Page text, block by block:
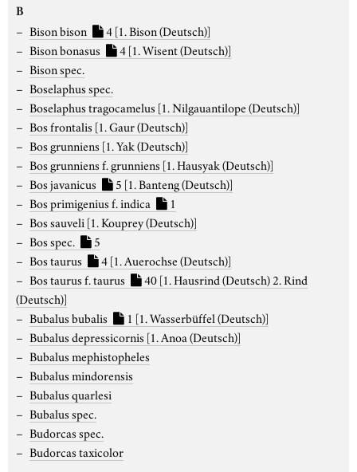
B
Bison bison 4[1. Bison (Deutsch)]
Bison bonasus
4[1. Wisent (Deutsch)]
Bison spec.
Boselaphus spec.
Boselaphus tragocamelus [1. Nilgauantilope (Deutsch)]
Bos frontalis [1. Gaur (Deutsch)]
Bos grunniens [1. Yak (Deutsch)]
Bos grunniens f. grunniens [1. Hausyak (Deutsch)]
Bos javanicus
5 [1. Banteng (Deutsch)]
Bos primigenius f. indica
1
Bos sauveli [1. Kouprey (Deutsch)]
Bos spec.
5
Bos taurus
4[1. Auerochse (Deutsch)]
Bos taurus f. taurus
40[1. Hausrind (Deutsch) 2. Rind
(Deutsch)]
Bubalus bubalis
1 [1. Wasserbüffel (Deutsch)]
Bubalus depressicornis [1. Anoa (Deutsch)]
Bubalus mephistopheles
Bubalus mindorensis
Bubalus quarlesi
Bubalus spec.
Budorcas spec.
Budorcas taxicolor